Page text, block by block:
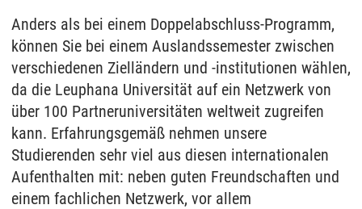
Anders als bei einem Doppelabschluss-Programm,
können Sie bei einem Auslandssemester zwischen
verschiedenen Zielländern und -institutionen wählen,
da die Leuphana Universität auf ein Netzwerk von
über 100 Partneruniversitäten weltweit zugreifen
kann. Erfahrungsgemäß nehmen unsere
Studierenden sehr viel aus diesen internationalen
Aufenthalten mit: neben guten Freundschaften und
einem fachlichen Netzwerk, vor allem